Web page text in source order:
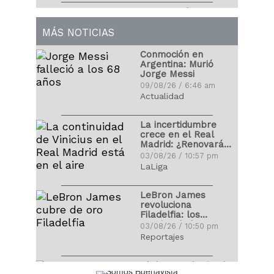
Fernando Alonso la
Fórmula 1 se despide
por las vacaciones
30/07/17 / 5:32 pm
publicó fotografía
con sus hijos recién
nacidos
29/06/17 / 8:40 pm
homenaje de la
Vinotinto
09/06/17 / 8:33 am
76 venezolanos
Lineup de Venezuela,
con fuerza
descomunal
Clásico Mundial de
Béisbol levanta el
telón con claros
MÁS NOTICIAS
Conmoción en
Argentina: Murió
Jorge Messi
09/08/26 / 6:46 am
Actualidad
La incertidumbre
crece en el Real
Madrid: ¿Renovará
Vinicius?
03/08/26 / 10:57 pm
LaLiga
LeBron James
revoluciona
Filadelfia: los
precios de las
entradas se
disparan
03/08/26 / 10:50 pm
Reportajes
El deporte le tiende